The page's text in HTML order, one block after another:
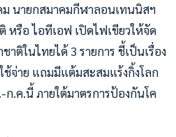
นายกสมาคมกีฬาลอนเทนนิสฯ
หรือ ไอทีเอฟ เปิดไฟเขียวให้จัด
ติในไทยได้ 3 รายการ ชี้เป็นเรื่อง
จ่าย แถมมีแต้มสะสมแร้งกิ้งโลก
ก.ค.นี้ ภายใต้มาตรการป้องกันโค